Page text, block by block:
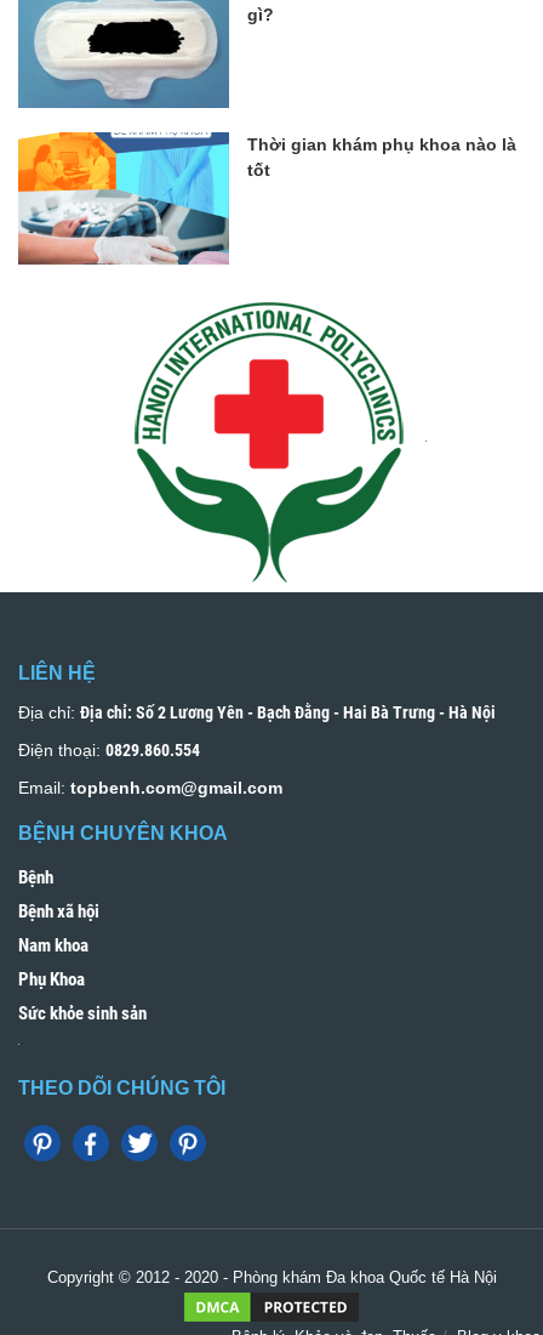
gì?
Thời gian khám phụ khoa nào là
tốt
LIÊN HỆ
Địa chỉ: Địa chỉ: Số 2 Lương Yên - Bạch Đằng - Hai Bà Trưng - Hà Nội
Điện thoại: 0829.860.554
Email: topbenh.com@gmail.com
BỆNH CHUYÊN KHOA
Bệnh
Bệnh xã hội
Nam khoa
Phụ Khoa
Sức khỏe sinh sản
THEO DÕI CHÚNG TÔI
Copyright © 2012 - 2020 - Phòng khám Đa khoa Quốc tế Hà Nội